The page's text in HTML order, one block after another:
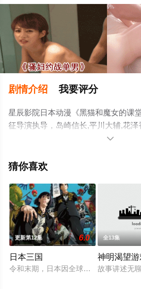
剧情介绍 我要评分
星辰影院日本动漫《黑猫和魔女的课
征导演执导，岛崎信长,平川大辅,花泽
实里,本渡枫,速水奖,上村祐翔,菲鲁兹·
演员精彩演绎的日本动漫，手机免费
动漫、电视猫或剧情网等平台了解。

猜你喜欢
更新第12集 6.0
日本三国
令和末期，日本因全球核战影响走向衰
全13集
神明渴望
故事讲述无